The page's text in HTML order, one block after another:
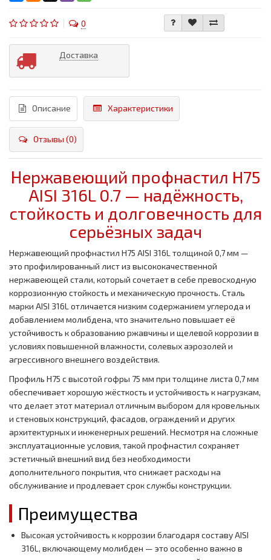
0
Доставка
Описание Характеристики
Отзывы (0)
Нержавеющий профнастил H75
AISI 316L 0.7 — надёжность,
стойкость и долговечность для
серьёзных задач
Нержавеющий профнастил H75 AISI 316L толщиной 0,7 мм —
это профилированный лист из высококачественной
нержавеющей стали, который сочетает в себе превосходную
коррозионную стойкость и механическую прочность. Сталь
марки AISI 316L отличается низким содержанием углерода и
добавлением молибдена, что значительно повышает её
устойчивость к образованию ржавчины и щелевой коррозии в
условиях повышенной влажности, солевых аэрозолей и
агрессивного внешнего воздействия.
Профиль H75 с высотой гофры 75 мм при толщине листа 0,7 мм
обеспечивает хорошую жёсткость и устойчивость к нагрузкам,
что делает этот материал отличным выбором для кровельных
и стеновых конструкций, фасадов, ограждений и других
архитектурных и инженерных решений. Несмотря на сложные
эксплуатационные условия, такой профнастил сохраняет
эстетичный внешний вид без необходимости
дополнительного покрытия, что снижает расходы на
обслуживание и продлевает срок службы конструкции.
Преимущества
Высокая устойчивость к коррозии благодаря составу AISI
316L, включающему молибден — это особенно важно в